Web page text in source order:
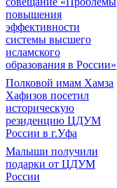
повышения
эффективности
системы высшего
исламского
образования в России»
Полковой имам Хамза
Хафизов посетил
историческую
резиденцию ЦДУМ
России в г.Уфа
Малыши получили
подарки от ЦДУМ
России